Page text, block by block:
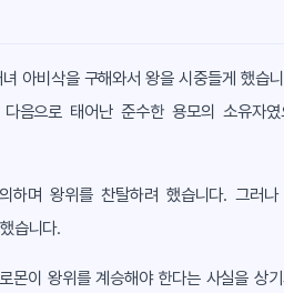
아비삭을 구해와서 왕을 시중들게 했
음으로 태어난 준수한 용모의 소유자
하며 왕위를 찬탈하려 했습니다. 그
습니다.
이 왕위를 계승해야 한다는 사실을 상